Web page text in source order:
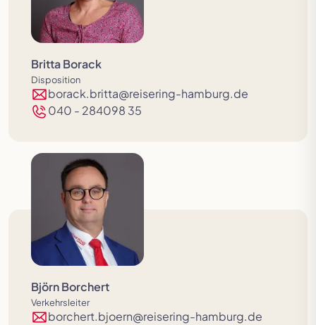
Britta Borack
Disposition
borack.britta@reisering-hamburg.de
040 - 284098 35
Björn Borchert
Verkehrsleiter
borchert.bjoern@reisering-hamburg.de